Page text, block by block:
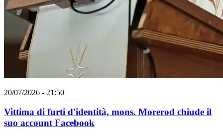
20/07/2026 - 21:50
Vittima di furti d'identità, mons. Morerod chiude il
suo account Facebook